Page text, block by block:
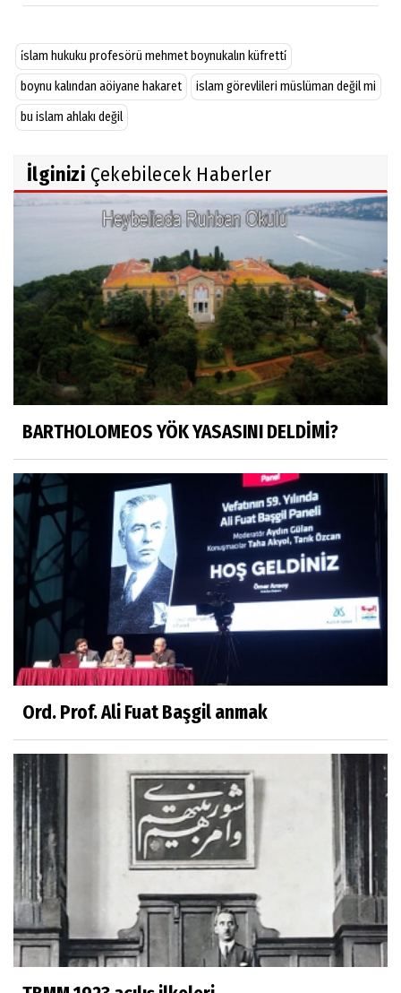
i̇slam hukuku profesörü mehmet boynukalın küfretti̇
boynu kalından aöiyane hakaret
islam görevlileri müslüman değil mi
bu islam ahlakı değil
İlginizi Çekebilecek Haberler
BARTHOLOMEOS YÖK YASASINI DELDİMİ?
Ord. Prof. Ali Fuat Başgil anmak